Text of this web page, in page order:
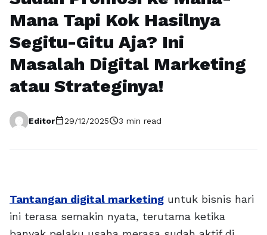
Mana Tapi Kok Hasilnya
Segitu-Gitu Aja? Ini
Masalah Digital Marketing
atau Strateginya!
Editorcalendar_today29/12/2025schedule3 min read
Tantangan digital marketing untuk bisnis hari
ini terasa semakin nyata, terutama ketika